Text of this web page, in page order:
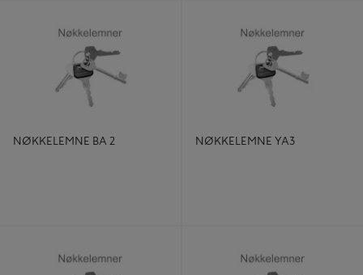
NØKKELEMNE BA 2 NØKKELEMNE YA3